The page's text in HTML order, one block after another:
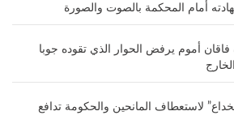
أمام المحكمة بالصوت والصورة
فاقان أموم يرفض الحوار الذي تقوده جوبا
لاستعطاف المانحين والحكومة تدافع